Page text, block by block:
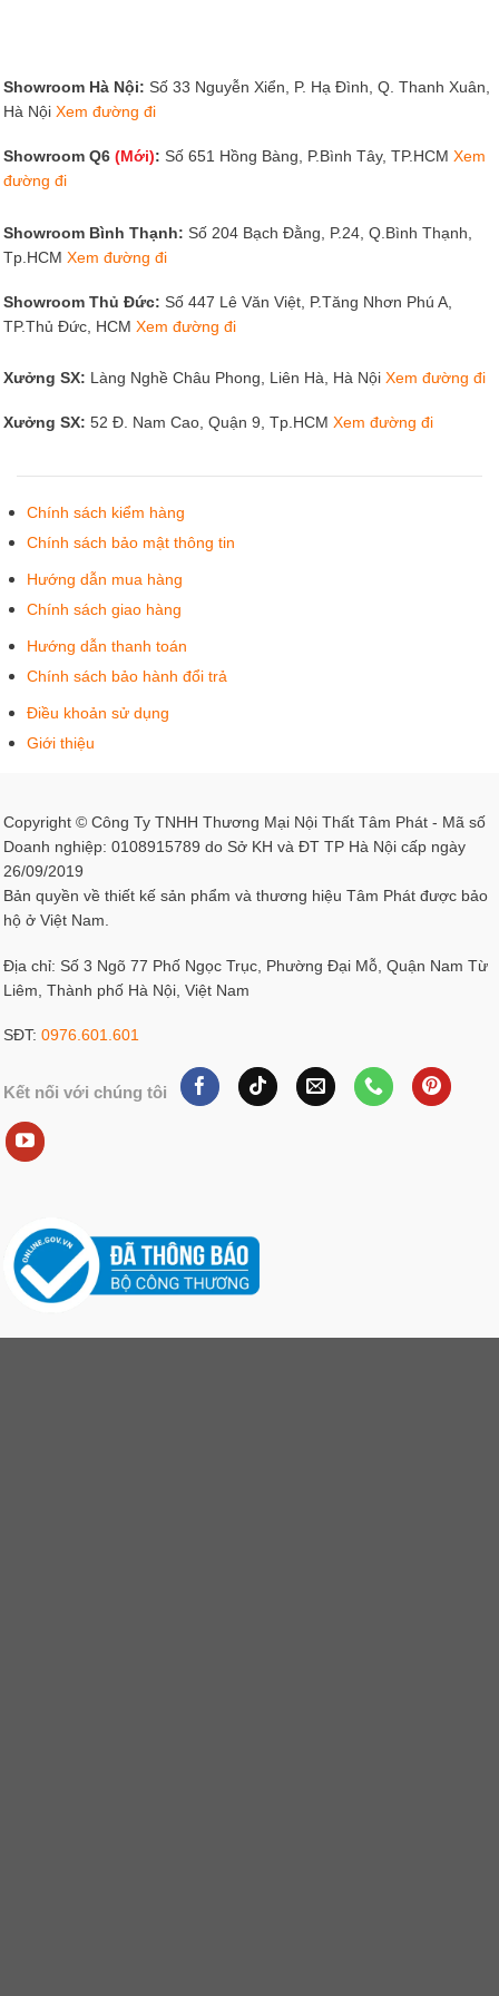
hàng có nhiều sự lựa chọn.
tham khảo hơn.
mong muốn giúp khách hàng tìm kiếm được sản phẩm
ưng ý và phù hợp nhất.
Tâm Phát – Địa Chỉ Mua Ghế Bằng Chờ Uy Tín Nhất
kiệm được rất nhiều chi phí nhưng vẫn sở hữu được sản
phẩm chất lượng. Nội thất Tâm Phát được mệnh danh là
Nam. Tâm Phát nổi tiếng khi cung cấp số lượng ghế chờ
với giá cực kỳ hợp lý đối với khách hàng. Bên cạnh đó,
Bên cạnh đó, khi đến với nội thất Tâm Phát sẽ giúp bạn
giảm được nhiều lo lắng, phiền phức trong vấn đề vận
chuyển, giao hàng lắp đặt tận nơi. Tâm Phát cam kết công
nhất. Nội thất Tâm Phát đã ra mắt và hoạt động nhiều năm
trên thị trường và ngày càng nhận được sự quan tâm lớn
hoạt động của công ty. Đến Tâm Phát, bạn sẽ được trải
nghiệm chất lượng dịch vụ hoàn hảo chưa từng thấy.
Showroom Hà Nội: Số 33 Nguyễn Xiển, P. Hạ Đình, Q. Thanh Xuân,
Hà Nội Xem đường đi
Showroom Q6 (Mới): Số 651 Hồng Bàng, P.Bình Tây, TP.HCM Xem
đường đi
Showroom Bình Thạnh: Số 204 Bạch Đằng, P.24, Q.Bình Thạnh,
Tp.HCM Xem đường đi
Showroom Thủ Đức: Số 447 Lê Văn Việt, P.Tăng Nhơn Phú A,
TP.Thủ Đức, HCM Xem đường đi
Xưởng SX: Làng Nghề Châu Phong, Liên Hà, Hà Nội Xem đường đi
Xưởng SX: 52 Đ. Nam Cao, Quận 9, Tp.HCM Xem đường đi
Chính sách kiểm hàng
Chính sách bảo mật thông tin
Hướng dẫn mua hàng
Chính sách giao hàng
Hướng dẫn thanh toán
Chính sách bảo hành đổi trả
Điều khoản sử dụng
Giới thiệu
Copyright © Công Ty TNHH Thương Mại Nội Thất Tâm Phát - Mã số
Doanh nghiệp: 0108915789 do Sở KH và ĐT TP Hà Nội cấp ngày
26/09/2019
Bản quyền về thiết kế sản phẩm và thương hiệu Tâm Phát được bảo
hộ ở Việt Nam.
Địa chỉ: Số 3 Ngõ 77 Phố Ngọc Trục, Phường Đại Mỗ, Quận Nam Từ
Liêm, Thành phố Hà Nội, Việt Nam
SĐT: 0976.601.601
Kết nối với chúng tôi